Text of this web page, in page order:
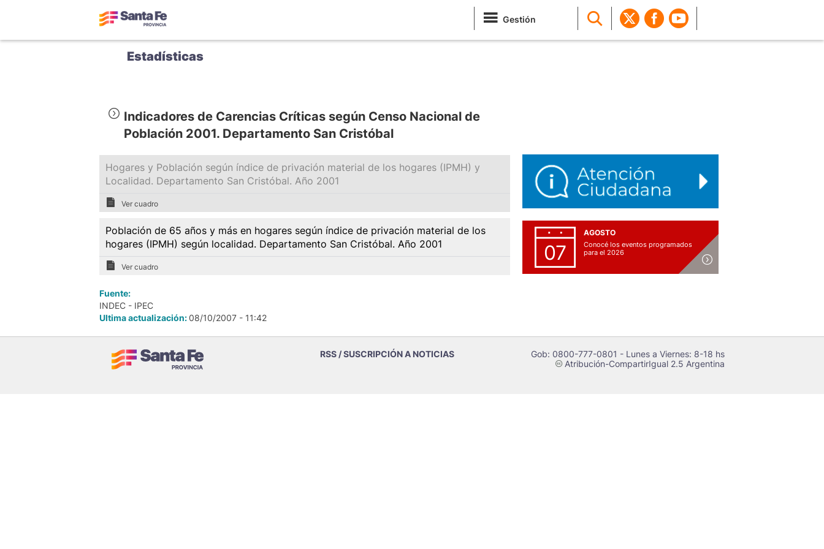
Gestión
Estadísticas
Indicadores de Carencias Críticas según Censo Nacional de
Población 2001. Departamento San Cristóbal
Hogares y Población según índice de privación material de los hogares (IPMH) y
Localidad. Departamento San Cristóbal. Año 2001
Ver cuadro
Población de 65 años y más en hogares según índice de privación material de los
hogares (IPMH) según localidad. Departamento San Cristóbal. Año 2001
Ver cuadro
Fuente:
INDEC - IPEC
Ultima actualización:08/10/2007 - 11:42
07
AGOSTO
Conocé los eventos programados
para el 2026
RSS / SUSCRIPCIÓN A NOTICIAS Gob: 0800-777-0801 - Lunes a Viernes: 8-18 hs
cAtribución-CompartirIgual 2.5 Argentina